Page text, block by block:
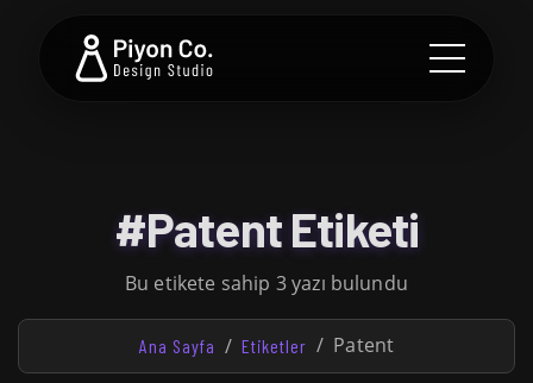
#Patent Etiketi
Bu etikete sahip 3 yazı bulundu
Ana Sayfa Etiketler Patent